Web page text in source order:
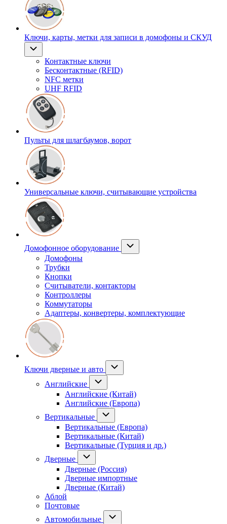
Ключи, карты, метки для записи в домофоны и СКУД
Контактные ключи
Бесконтактные (RFID)
NFC метки
UHF RFID
Пульты для шлагбаумов, ворот
Универсальные ключи, считывающие устройства
Домофонное оборудование
Домофоны
Трубки
Кнопки
Считыватели, контакторы
Контроллеры
Коммутаторы
Адаптеры, конвертеры, комплектующие
Ключи дверные и авто
Английские
Английские (Китай)
Английские (Европа)
Вертикальные
Вертикальные (Европа)
Вертикальные (Китай)
Вертикальные (Турция и др.)
Дверные
Дверные (Россия)
Дверные импортные
Дверные (Китай)
Аблой
Почтовые
Автомобильные